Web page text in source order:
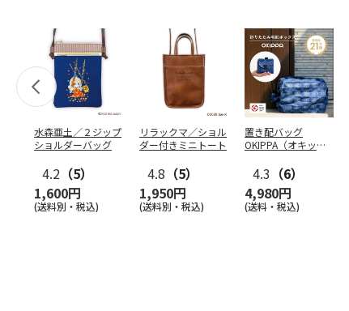
水森亜土／２ジップ
ショルダーバッグ
4.2 （5）
1,600円
(送料別・税込)
リラックマ／ショル
ダー付きミニトート
4.8 （5）
1,950円
(送料別・税込)
置き配バッグ
OKIPPA（オキッ
4.3 （6）
4,980円
(送料・税込)